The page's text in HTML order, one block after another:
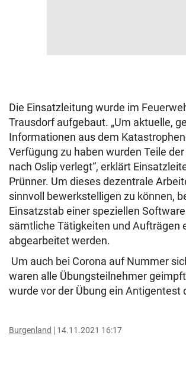
Die Einsatzleitung wurde im
Trausdorf aufgebaut. „Um aktuelle,
Informationen aus dem
Verfügung zu haben wurden Teile
nach Oslip verlegt“, erklärt
Prünner. Um dieses dezentrale
sinnvoll bewerkstelligen zu können,
Einsatzstab einer speziellen
sämtliche Tätigkeiten und Aufträgen
abgearbeitet werden.
Um auch bei Corona auf Nummer
waren alle Übungsteilnehmer
wurde vor der Übung ein Antigentest
Burgenland 14.11.2021 16:17